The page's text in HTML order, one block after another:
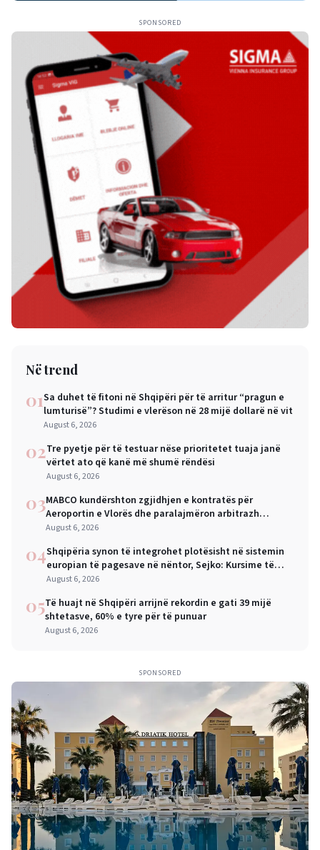
SPONSORED
Në trend
01Sa duhet të fitoni në Shqipëri për të arritur “pragun e
lumturisë”? Studimi e vlerëson në 28 mijë dollarë në vit
August 6, 2026
02Tre pyetje për të testuar nëse prioritetet tuaja janë
vërtet ato që kanë më shumë rëndësi
August 6, 2026
03MABCO kundërshton zgjidhjen e kontratës për
Aeroportin e Vlorës dhe paralajmëron arbitrazh
ndërkombëtar
August 6, 2026
04Shqipëria synon të integrohet plotësisht në sistemin
europian të pagesave në nëntor, Sejko: Kursime të
mëdha për qytetarët dhe bizneset
August 6, 2026
05Të huajt në Shqipëri arrijnë rekordin e gati 39 mijë
shtetasve, 60% e tyre për të punuar
August 6, 2026
SPONSORED